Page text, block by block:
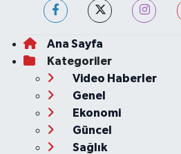
Ana Sayfa
Kategoriler
Video Haberler
Genel
Ekonomi
Güncel
Sağlık